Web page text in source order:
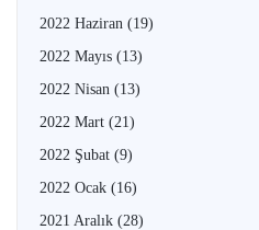
2022 Haziran (19)
2022 Mayıs (13)
2022 Nisan (13)
2022 Mart (21)
2022 Şubat (9)
2022 Ocak (16)
2021 Aralık (28)